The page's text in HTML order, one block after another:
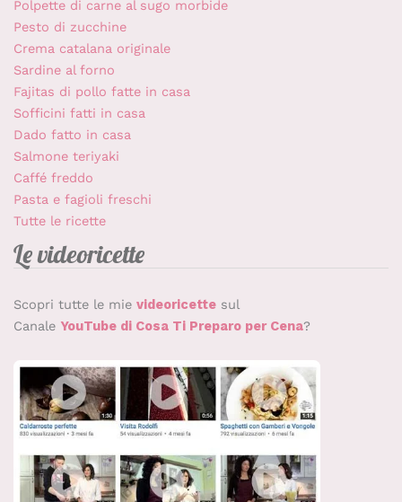
Polpette di carne al sugo morbide
Pesto di zucchine
Crema catalana originale
Sardine al forno
Fajitas di pollo fatte in casa
Sofficini fatti in casa
Dado fatto in casa
Salmone teriyaki
Caffé freddo
Pasta e fagioli freschi
Tutte le ricette
Le videoricette
Scopri tutte le mie videoricettesul
Canale YouTube di Cosa Ti Preparo per Cena?